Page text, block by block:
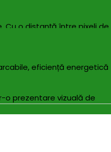
Cu o distanță între pixeli de
și campanii publicitare
eficiență energetică
o prezentare vizuală de
ecran la orice